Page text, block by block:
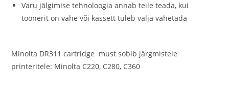
Varu jälgimise tehnoloogia annab teile teada, kui
toonerit on vähe või kassett tuleb välja vahetada
Minolta DR311 cartridge must sobib järgmistele
printeritele: Minolta C220, C280, C360